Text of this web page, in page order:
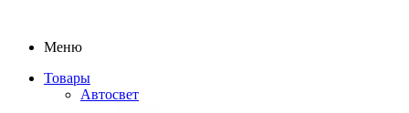
Меню
Товары
Автосвет